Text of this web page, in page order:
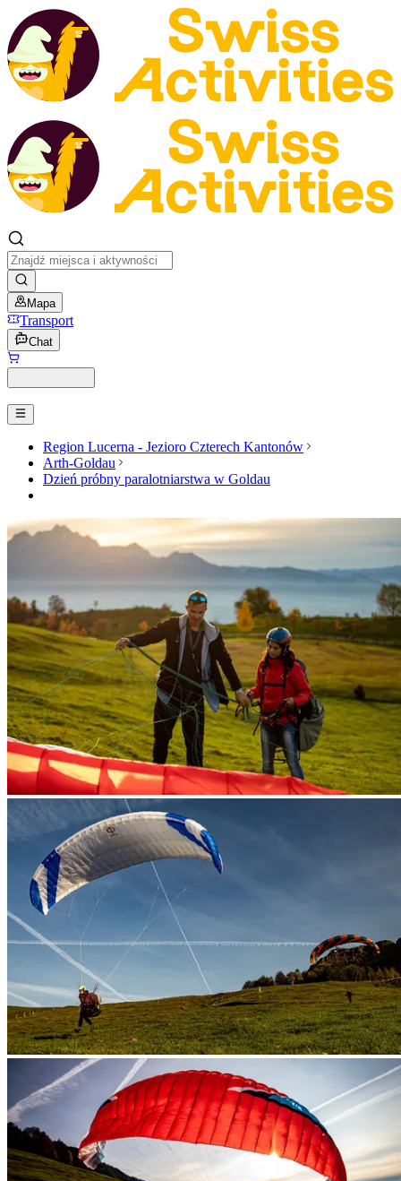
Mapa
Transport
Chat
Region Lucerna - Jezioro Czterech Kantonów
Arth-Goldau
Dzień próbny paralotniarstwa w Goldau